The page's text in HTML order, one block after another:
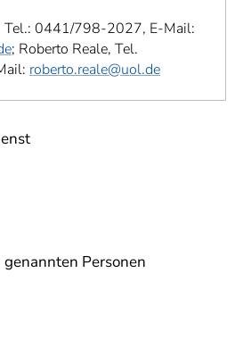
Tel.: 0441/798-2027, E-Mail:
; Roberto Reale, Tel.
roberto.reale@uol.de
Personen